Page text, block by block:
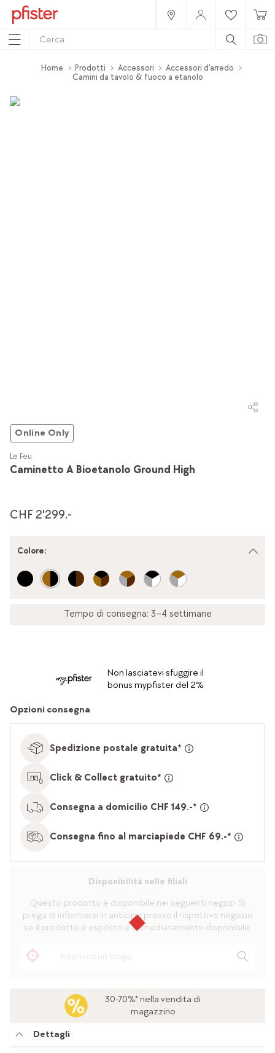
Home Prodotti Accessori
Accessori d'arredo
Camini da tavolo & fuoco a etanolo
Online Only
Caminetto A Bioetanolo Ground High
Le Feu
CHF 2'299.-
Colore:
Tempo di consegna: 3–4 settimane
Non lasciatevi sfuggire il
bonus mypfister del 2%
Opzioni consegna
Spedizione postale gratuita*
Click & Collect gratuito*
Consegna a domicilio CHF 149.-*
Consegna fino al marciapiede CHF 69.-*
Disponibilità nelle filiali
Questo prodotto è disponibile nei seguenti negozi. Si
prega di informarsi in anticipo presso il rispettivo negozio
se il prodotto è esposto e immediatamente disponibile.
30-70%* nella vendita di
magazzino
Dettagli